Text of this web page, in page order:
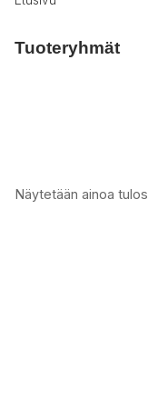
Tuoteryhmät
Näytetään ainoa tulos